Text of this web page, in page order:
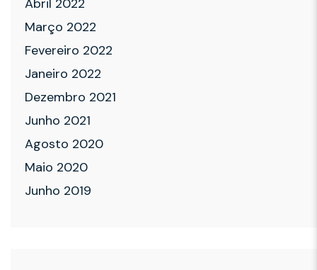
Março 2022
Fevereiro 2022
Janeiro 2022
Dezembro 2021
Junho 2021
Agosto 2020
Maio 2020
Junho 2019